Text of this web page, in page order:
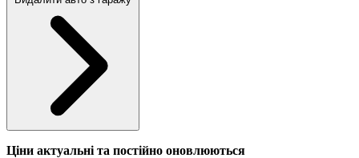
Ціни актуальні та постійно оновлюються